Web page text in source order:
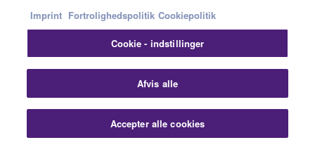
Kontakt osBetingelser og vilkårFortrolighedspolitik
CookiepolitikImprint
© Yamaha Corporation.
Imprint Fortrolighedspolitik Cookiepolitik
Cookie - indstillinger
Afvis alle
Accepter alle cookies